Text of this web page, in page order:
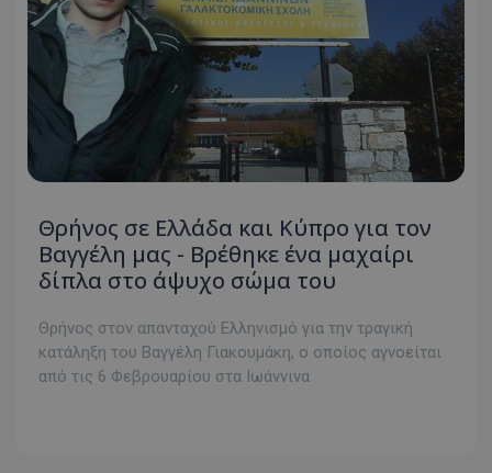
Θρήνος σε Ελλάδα και Κύπρο για τον
Βαγγέλη μας - Βρέθηκε ένα μαχαίρι
δίπλα στο άψυχο σώμα του
Θρήνος στον απανταχού Ελληνισμό για την τραγική
κατάληξη του Βαγγέλη Γιακουμάκη, ο οποίος αγνοείται
από τις 6 Φεβρουαρίου στα Ιωάννινα